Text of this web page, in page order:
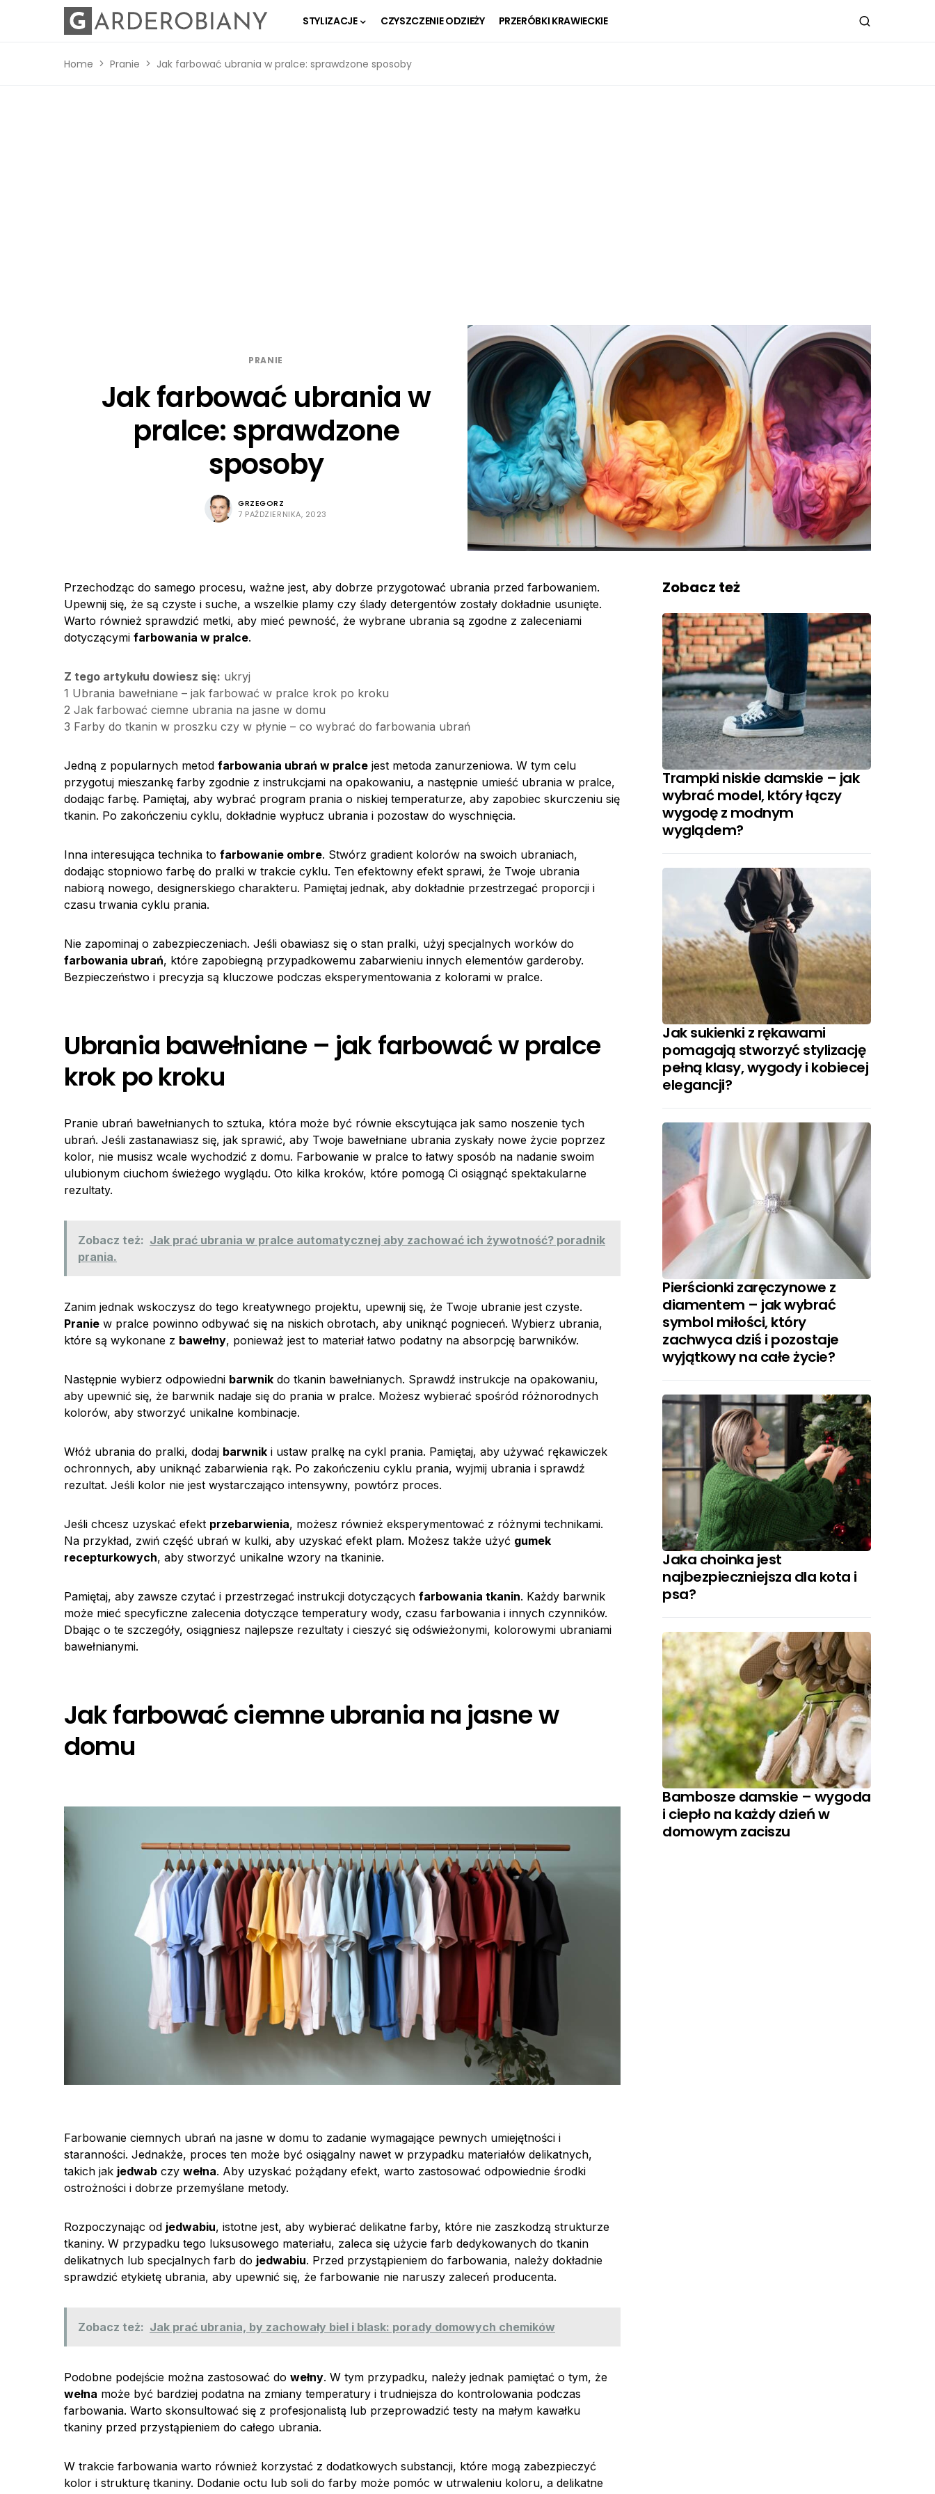
STYLIZACJE CZYSZCZENIE ODZIEŻY PRZERÓBKI KRAWIECKIE
Home Pranie Jak farbować ubrania w pralce: sprawdzone sposoby
PRANIE
Jak farbować ubrania w
pralce: sprawdzone
sposoby
GRZEGORZ
7 PAŹDZIERNIKA, 2023
Przechodząc do samego procesu, ważne jest, aby dobrze przygotować ubrania przed farbowaniem.
Upewnij się, że są czyste i suche, a wszelkie plamy czy ślady detergentów zostały dokładnie usunięte.
Warto również sprawdzić metki, aby mieć pewność, że wybrane ubrania są zgodne z zaleceniami
dotyczącymi farbowania w pralce.
Z tego artykułu dowiesz się: ukryj
1 Ubrania bawełniane – jak farbować w pralce krok po kroku
2 Jak farbować ciemne ubrania na jasne w domu
3 Farby do tkanin w proszku czy w płynie – co wybrać do farbowania ubrań
Jedną z popularnych metod farbowania ubrań w pralce jest metoda zanurzeniowa. W tym celu
przygotuj mieszankę farby zgodnie z instrukcjami na opakowaniu, a następnie umieść ubrania w pralce,
dodając farbę. Pamiętaj, aby wybrać program prania o niskiej temperaturze, aby zapobiec skurczeniu się
tkanin. Po zakończeniu cyklu, dokładnie wypłucz ubrania i pozostaw do wyschnięcia.
Inna interesująca technika to farbowanie ombre. Stwórz gradient kolorów na swoich ubraniach,
dodając stopniowo farbę do pralki w trakcie cyklu. Ten efektowny efekt sprawi, że Twoje ubrania
nabiorą nowego, designerskiego charakteru. Pamiętaj jednak, aby dokładnie przestrzegać proporcji i
czasu trwania cyklu prania.
Nie zapominaj o zabezpieczeniach. Jeśli obawiasz się o stan pralki, użyj specjalnych worków do
farbowania ubrań, które zapobiegną przypadkowemu zabarwieniu innych elementów garderoby.
Bezpieczeństwo i precyzja są kluczowe podczas eksperymentowania z kolorami w pralce.
Ubrania bawełniane – jak farbować w pralce
krok po kroku
Pranie ubrań bawełnianych to sztuka, która może być równie ekscytująca jak samo noszenie tych
ubrań. Jeśli zastanawiasz się, jak sprawić, aby Twoje bawełniane ubrania zyskały nowe życie poprzez
kolor, nie musisz wcale wychodzić z domu. Farbowanie w pralce to łatwy sposób na nadanie swoim
ulubionym ciuchom świeżego wyglądu. Oto kilka kroków, które pomogą Ci osiągnąć spektakularne
rezultaty.
Zobacz też: Jak prać ubrania w pralce automatycznej aby zachować ich żywotność? poradnik
prania.
Zanim jednak wskoczysz do tego kreatywnego projektu, upewnij się, że Twoje ubranie jest czyste.
Pranie w pralce powinno odbywać się na niskich obrotach, aby uniknąć pognieceń. Wybierz ubrania,
które są wykonane z bawełny, ponieważ jest to materiał łatwo podatny na absorpcję barwników.
Następnie wybierz odpowiedni barwnik do tkanin bawełnianych. Sprawdź instrukcje na opakowaniu,
aby upewnić się, że barwnik nadaje się do prania w pralce. Możesz wybierać spośród różnorodnych
kolorów, aby stworzyć unikalne kombinacje.
Włóż ubrania do pralki, dodaj barwnik i ustaw pralkę na cykl prania. Pamiętaj, aby używać rękawiczek
ochronnych, aby uniknąć zabarwienia rąk. Po zakończeniu cyklu prania, wyjmij ubrania i sprawdź
rezultat. Jeśli kolor nie jest wystarczająco intensywny, powtórz proces.
Jeśli chcesz uzyskać efekt przebarwienia, możesz również eksperymentować z różnymi technikami.
Na przykład, zwiń część ubrań w kulki, aby uzyskać efekt plam. Możesz także użyć gumek
recepturkowych, aby stworzyć unikalne wzory na tkaninie.
Pamiętaj, aby zawsze czytać i przestrzegać instrukcji dotyczących farbowania tkanin. Każdy barwnik
może mieć specyficzne zalecenia dotyczące temperatury wody, czasu farbowania i innych czynników.
Dbając o te szczegóły, osiągniesz najlepsze rezultaty i cieszyć się odświeżonymi, kolorowymi ubraniami
bawełnianymi.
Jak farbować ciemne ubrania na jasne w
domu
Farbowanie ciemnych ubrań na jasne w domu to zadanie wymagające pewnych umiejętności i
staranności. Jednakże, proces ten może być osiągalny nawet w przypadku materiałów delikatnych,
takich jak jedwab czy wełna. Aby uzyskać pożądany efekt, warto zastosować odpowiednie środki
ostrożności i dobrze przemyślane metody.
Rozpoczynając od jedwabiu, istotne jest, aby wybierać delikatne farby, które nie zaszkodzą strukturze
tkaniny. W przypadku tego luksusowego materiału, zaleca się użycie farb dedykowanych do tkanin
delikatnych lub specjalnych farb do jedwabiu. Przed przystąpieniem do farbowania, należy dokładnie
sprawdzić etykietę ubrania, aby upewnić się, że farbowanie nie naruszy zaleceń producenta.
Zobacz też: Jak prać ubrania, by zachowały biel i blask: porady domowych chemików
Podobne podejście można zastosować do wełny. W tym przypadku, należy jednak pamiętać o tym, że
wełna może być bardziej podatna na zmiany temperatury i trudniejsza do kontrolowania podczas
farbowania. Warto skonsultować się z profesjonalistą lub przeprowadzić testy na małym kawałku
tkaniny przed przystąpieniem do całego ubrania.
W trakcie farbowania warto również korzystać z dodatkowych substancji, które mogą zabezpieczyć
kolor i strukturę tkaniny. Dodanie octu lub soli do farby może pomóc w utrwaleniu koloru, a delikatne
Zobacz też
Trampki niskie damskie – jak
wybrać model, który łączy
wygodę z modnym
wyglądem?
Jak sukienki z rękawami
pomagają stworzyć stylizację
pełną klasy, wygody i kobiecej
elegancji?
Pierścionki zaręczynowe z
diamentem – jak wybrać
symbol miłości, który
zachwyca dziś i pozostaje
wyjątkowy na całe życie?
Jaka choinka jest
najbezpieczniejsza dla kota i
psa?
Bambosze damskie – wygoda
i ciepło na każdy dzień w
domowym zaciszu